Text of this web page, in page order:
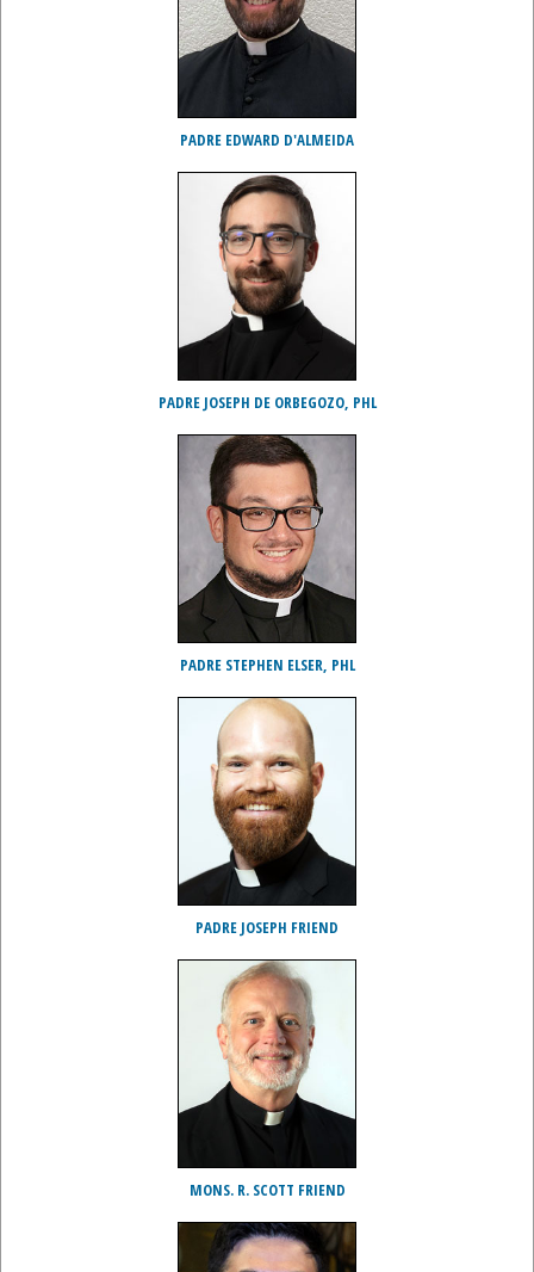
PADRE EDWARD D'ALMEIDA
PADRE JOSEPH DE ORBEGOZO, PHL
PADRE STEPHEN ELSER, PHL
PADRE JOSEPH FRIEND
MONS. R. SCOTT FRIEND